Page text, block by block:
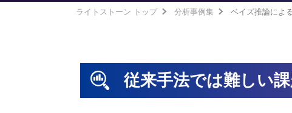
ライトストーン トップ 分析事例集 ベイズ推論によ
従来手法では難しい